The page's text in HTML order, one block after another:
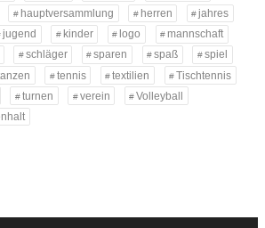
hauptversammlung herren
jahres
jugend kinder logo
mannschaft
schläger sparen spaß
spiel
tennis textilien
Tischtennis
turnen verein
Volleyball